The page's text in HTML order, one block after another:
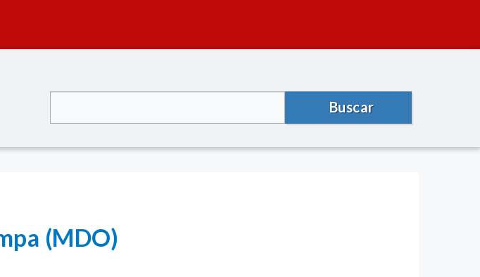
Buscar
(MDO)